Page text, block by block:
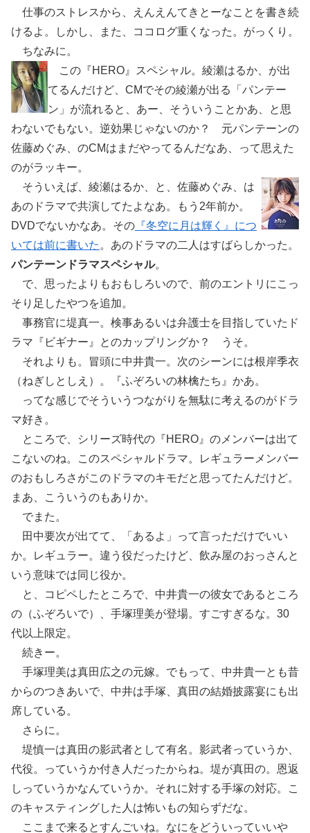
仕事のストレスから、えんえんてきとーなことを書き続
けるよ。しかし、また、ココログ重くなった。がっくり。
ちなみに。
この『HERO』スペシャル。綾瀬はるか、が出
てるんだけど、CMでその綾瀬が出る「パンテー
ン」が流れると、あー、そういうことかあ、と思
わないでもない。逆効果じゃないのか？ 元パンテーンの
佐藤めぐみ、のCMはまだやってるんだなあ、って思えた
のがラッキー。
そういえば、綾瀬はるか、と、佐藤めぐみ、は
あのドラマで共演してたよなあ。もう2年前か。
DVDでないかなあ。その 『冬空に月は輝く』につ
いては前に書いた 。あのドラマの二人はすばらしかった。
パンテーンドラマスペシャル。
で、思ったよりもおもしろいので、前のエントリにこっ
そり足したやつを追加。
事務官に堤真一。検事あるいは弁護士を目指していたド
ラマ『ビギナー』とのカップリングか？ うそ。
それよりも。冒頭に中井貴一。次のシーンには根岸季衣
（ねぎしとしえ）。『ふぞろいの林檎たち』かあ。
ってな感じでそういうつながりを無駄に考えるのがドラ
マ好き。
ところで、シリーズ時代の『HERO』のメンバーは出て
こないのね。このスペシャルドラマ。レギュラーメンバー
のおもしろさがこのドラマのキモだと思ってたんだけど。
まあ、こういうのもありか。
でまた。
田中要次が出てて、「あるよ」って言っただけでいい
か。レギュラー。違う役だったけど、飲み屋のおっさんと
いう意味では同じ役か。
と、コピペしたところで、中井貴一の彼女であるところ
の（ふぞろいで）、手塚理美が登場。すごすぎるな。30
代以上限定。
続きー。
手塚理美は真田広之の元嫁。でもって、中井貴一とも昔
からのつきあいで、中井は手塚、真田の結婚披露宴にも出
席している。
さらに。
堤慎一は真田の影武者として有名。影武者っていうか、
代役。っていうか付き人だったからね。堤が真田の。恩返
しっていうかなんていうか。それに対する手塚の対応。こ
のキャスティングした人は怖いもの知らずだな。
ここまで来るとすんごいね。なにをどういっていいや